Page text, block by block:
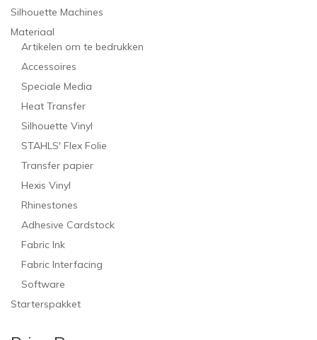
Silhouette Machines
Materiaal
Artikelen om te bedrukken
Accessoires
Speciale Media
Heat Transfer
Silhouette Vinyl
STAHLS' Flex Folie
Transfer papier
Hexis Vinyl
Rhinestones
Adhesive Cardstock
Fabric Ink
Fabric Interfacing
Software
Starterspakket